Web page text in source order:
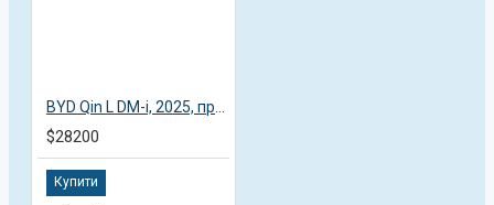
$28200
Купити